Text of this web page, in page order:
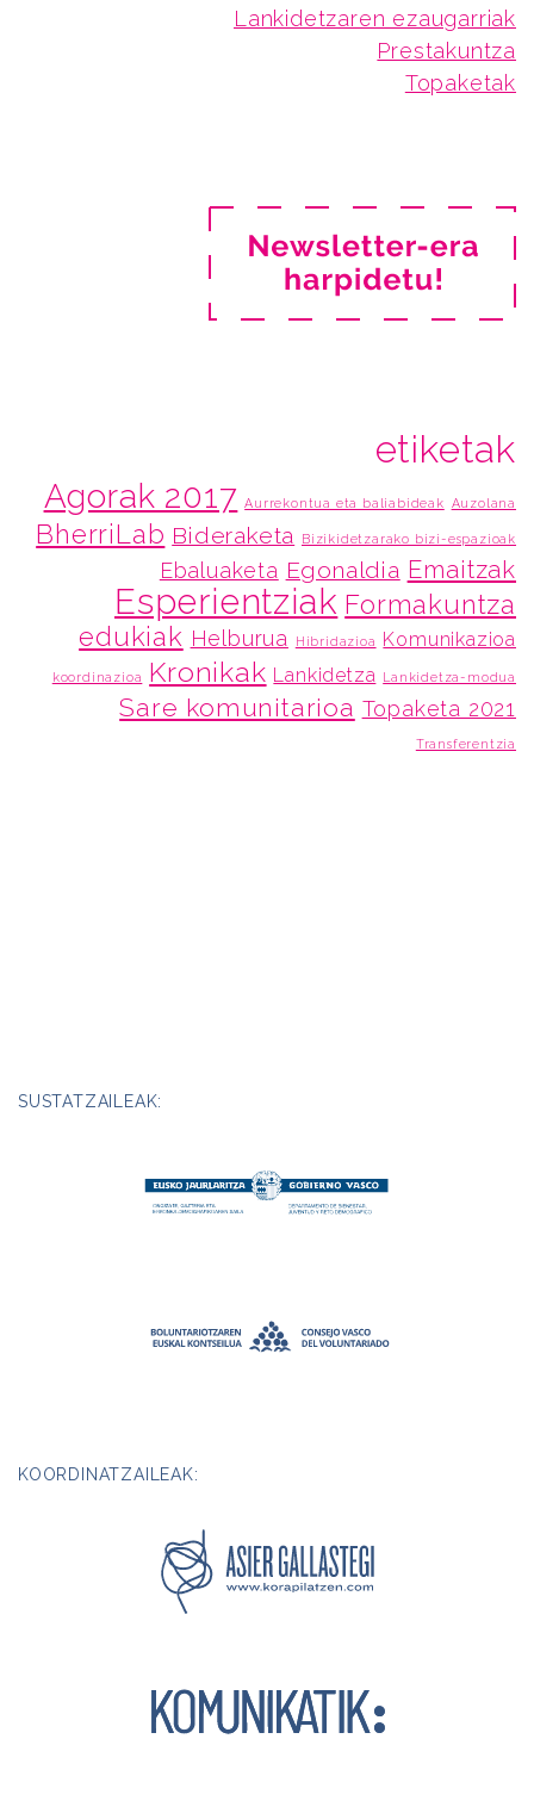
Lankidetzaren ezaugarriak
Prestakuntza
Topaketak
etiketak
Agorak 2017 Aurrekontua eta baliabideak Auzolana
BherriLab Bideraketa Bizikidetzarako bizi-espazioak
Ebaluaketa Egonaldia Emaitzak
Esperientziak Formakuntza
edukiak Helburua Hibridazioa Komunikazioa
koordinazioa Kronikak Lankidetza Lankidetza-modua
Sare komunitarioa Topaketa 2021
Transferentzia
SUSTATZAILEAK:
KOORDINATZAILEAK: